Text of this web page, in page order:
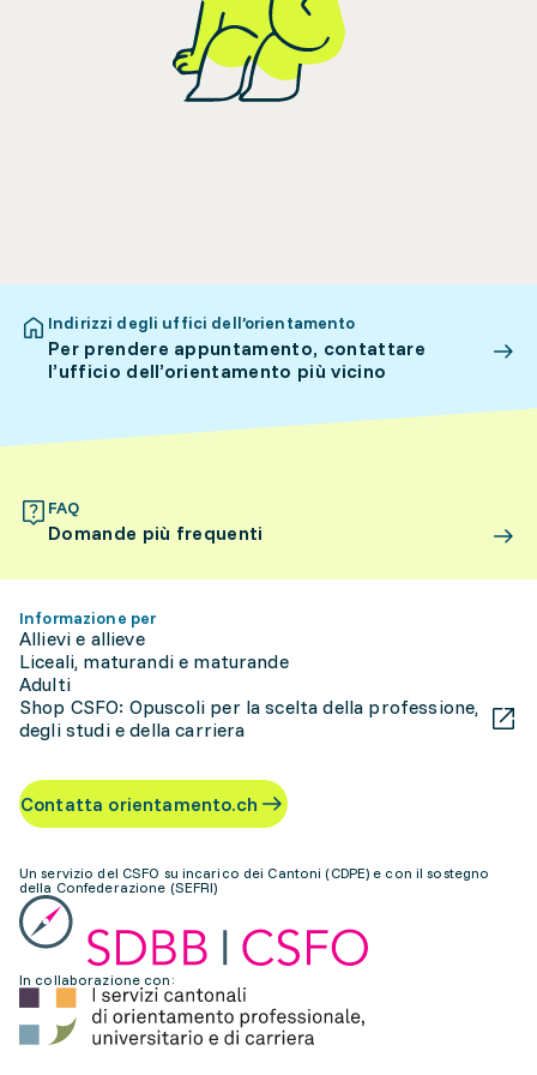
Indirizzi degli uffici dell’orientamento
Per prendere appuntamento, contattare
l’ufficio dell’orientamento più vicino
FAQ
Domande più frequenti
Informazione per
Allievi e allieve
Liceali, maturandi e maturande
Adulti
Shop CSFO: Opuscoli per la scelta della professione,
degli studi e della carriera
Contatta orientamento.ch
Un servizio del CSFO su incarico dei Cantoni (CDPE) e con il sostegno
della Confederazione (SEFRI)
In collaborazione con: